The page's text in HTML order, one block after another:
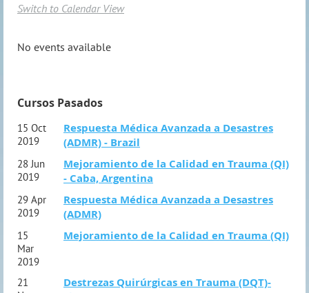
Switch to Calendar View
No events available
Cursos Pasados
15 Oct
2019
Respuesta Médica Avanzada a Desastres
(ADMR) - Brazil
28 Jun
2019
Mejoramiento de la Calidad en Trauma (QI)
- Caba, Argentina
29 Apr
2019
Respuesta Médica Avanzada a Desastres
(ADMR)
15
Mar
2019
Mejoramiento de la Calidad en Trauma (QI)
21
Destrezas Quirúrgicas en Trauma (DQT)-